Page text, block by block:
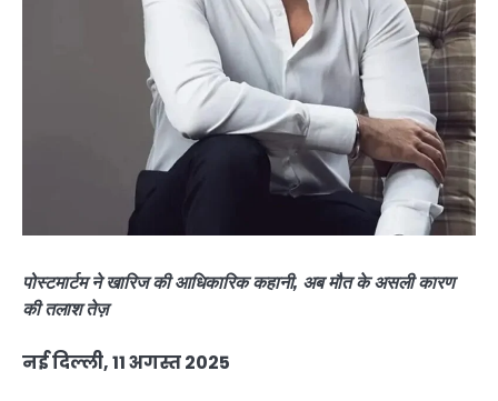
पोस्टमार्टम ने खारिज की आधिकारिक कहानी, अब मौत के असली कारण
की तलाश तेज़
नई दिल्ली, 11 अगस्त 2025